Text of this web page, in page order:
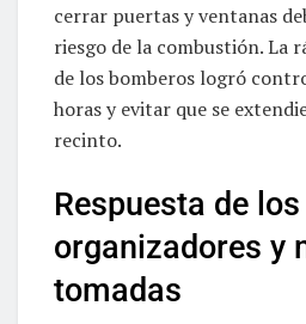
cerrar puertas y ventanas
riesgo de la combustión. La
de los bomberos logró
horas y evitar que se
recinto.
Respuesta de los
organizadores y
tomadas